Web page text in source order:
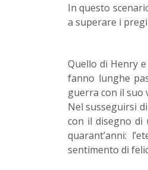
In questo
a superare i
Quello di Henry
fanno lunghe
guerra con il suo
Nel susseguirsi
con il disegno di
quarant’anni:
sentimento di